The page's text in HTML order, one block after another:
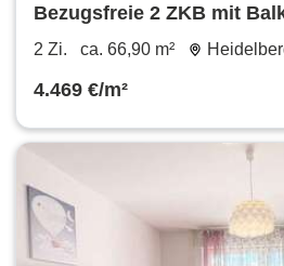
Bezugsfreie 2 ZKB mit
Großteils modernisiert HD-
2 Zi. ca. 66,90 m²
4.469 €/m²